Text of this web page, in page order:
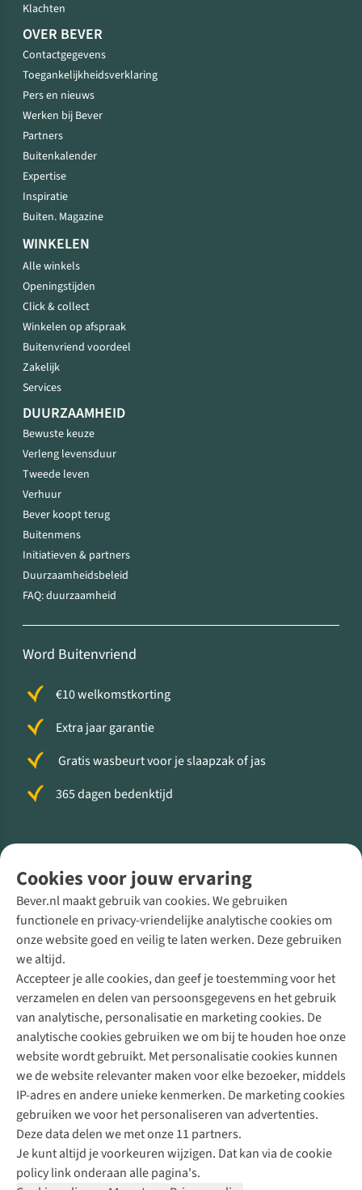
Cookies voor jouw ervaring
Bever.nl maakt gebruik van cookies. We gebruiken
functionele en privacy-vriendelijke analytische cookies om
onze website goed en veilig te laten werken. Deze gebruiken
we altijd.
Accepteer je alle cookies, dan geef je toestemming voor het
verzamelen en delen van persoonsgegevens en het gebruik
van analytische, personalisatie en marketing cookies. De
analytische cookies gebruiken we om bij te houden hoe onze
website wordt gebruikt. Met personalisatie cookies kunnen
we de website relevanter maken voor elke bezoeker, middels
IP-adres en andere unieke kenmerken. De marketing cookies
gebruiken we voor het personaliseren van advertenties.
Deze data delen we met onze 11 partners.
Je kunt altijd je voorkeuren wijzigen. Dat kan via de cookie
policy link onderaan alle pagina's.
Klachten
OVER BEVER
Contactgegevens
Toegankelijkheidsverklaring
Pers en nieuws
Werken bij Bever
Partners
Buitenkalender
Expertise
Inspiratie
Buiten. Magazine
WINKELEN
Alle winkels
Openingstijden
Click & collect
Winkelen op afspraak
Buitenvriend voordeel
Zakelijk
Services
DUURZAAMHEID
Bewuste keuze
Verleng levensduur
Tweede leven
Verhuur
Bever koopt terug
Buitenmens
Initiatieven & partners
Duurzaamheidsbeleid
FAQ: duurzaamheid
Word Buitenvriend
€10 welkomstkorting
Extra jaar garantie
Gratis wasbeurt voor je slaapzak of jas
365 dagen bedenktijd
Direct advies van een Buitenexpert
+31 (0)85 888 50 88
+31 6 12 28 49 80
Contactformulier